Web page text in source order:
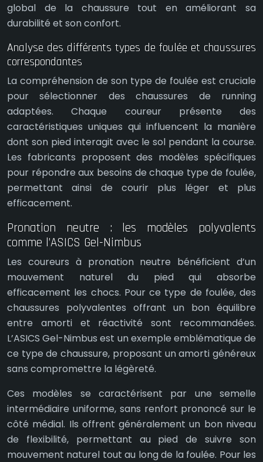
global de la chaussure tout en améliorant sa
durabilité et son confort.
Analyse des différents types de foulée et chaussures
correspondantes
La compréhension de son type de foulée est cruciale
pour sélectionner des chaussures de running
adaptées. Chaque coureur présente des
caractéristiques uniques qui influencent la manière
dont son pied interagit avec le sol pendant la course.
Les fabricants proposent des modèles spécifiques
pour répondre aux besoins de chaque type de foulée,
permettant ainsi de courir plus léger et plus
efficacement.
Pronation neutre : les modèles polyvalents
comme l’ASICS Gel-Nimbus
Les coureurs à pronation neutre bénéficient d’un
mouvement naturel du pied qui absorbe
efficacement les chocs. Pour ce type de foulée, des
chaussures polyvalentes offrant un bon équilibre
entre amorti et réactivité sont recommandées.
L’ASICS Gel-Nimbus est un exemple emblématique de
ce type de chaussure, proposant un amorti généreux
sans compromettre la légèreté.
Ces modèles se caractérisent par une semelle
intermédiaire uniforme, sans renfort prononcé sur le
côté médial. Ils offrent généralement un bon niveau
de flexibilité, permettant au pied de suivre son
mouvement naturel tout au long de la foulée. Pour les